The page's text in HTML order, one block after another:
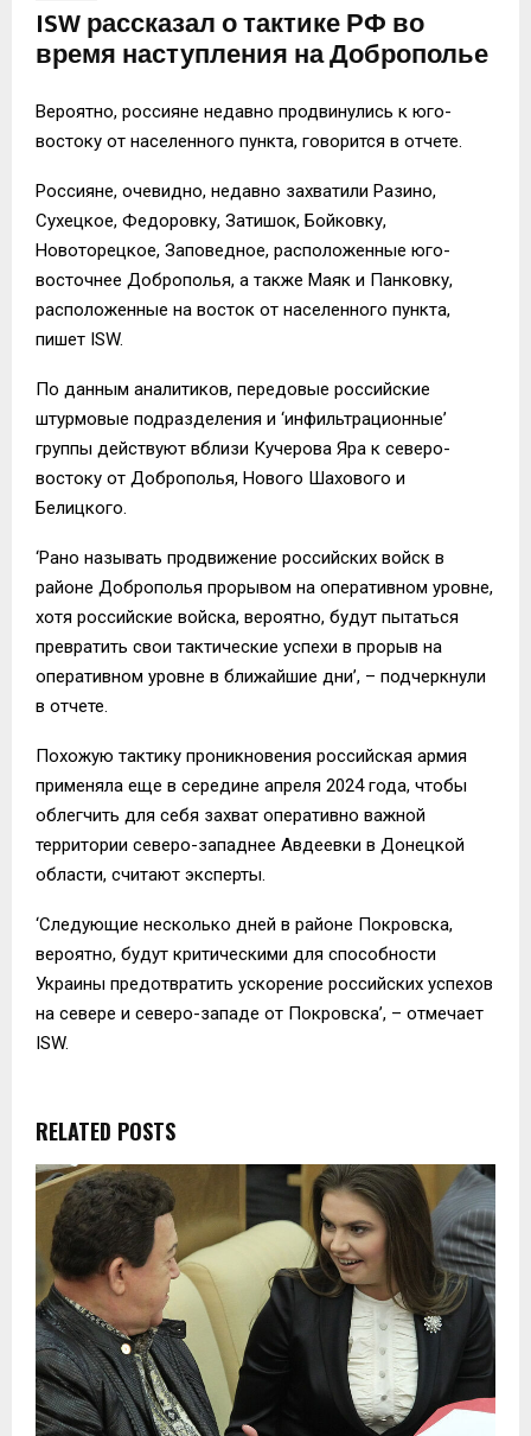
ISW рассказал о тактике РФ во
время наступления на Доброполье
Вероятно, россияне недавно продвинулись к юго-
востоку от населенного пункта, говорится в отчете.
Россияне, очевидно, недавно захватили Разино,
Сухецкое, Федоровку, Затишок, Бойковку,
Новоторецкое, Заповедное, расположенные юго-
восточнее Доброполья, а также Маяк и Панковку,
расположенные на восток от населенного пункта,
пишет ISW.
По данным аналитиков, передовые российские
штурмовые подразделения и ‘инфильтрационные’
группы действуют вблизи Кучерова Яра к северо-
востоку от Доброполья, Нового Шахового и
Белицкого.
‘Рано называть продвижение российских войск в
районе Доброполья прорывом на оперативном уровне,
хотя российские войска, вероятно, будут пытаться
превратить свои тактические успехи в прорыв на
оперативном уровне в ближайшие дни’, – подчеркнули
в отчете.
Похожую тактику проникновения российская армия
применяла еще в середине апреля 2024 года, чтобы
облегчить для себя захват оперативно важной
территории северо-западнее Авдеевки в Донецкой
области, считают эксперты.
‘Следующие несколько дней в районе Покровска,
вероятно, будут критическими для способности
Украины предотвратить ускорение российских успехов
на севере и северо-западе от Покровска’, – отмечает
ISW.
RELATED POSTS